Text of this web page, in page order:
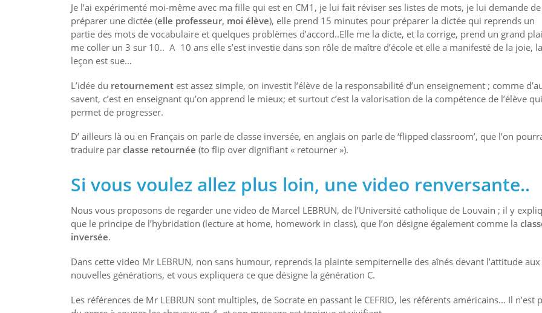
Je l’ai expérimenté moi-même avec ma fille qui est en CM1, je lui fait réviser ses listes de mots, je lui demande
préparer une dictée (elle professeur, moi élève), elle prend 15 minutes pour préparer la dictée qui reprends un
partie des mots de vocabulaire et quelques problèmes d’accord..Elle me la dicte, et la corrige, prend un grand
me coller un 3 sur 10.. A 10 ans elle s’est investie dans son rôle de maître d’école et elle a manifesté de la joie, la
leçon est sue…
L’idée du retournement est assez simple, on investit l’élève de la responsabilité d’un enseignement ; comme
savent, c’est en enseignant qu’on apprend le mieux; et surtout c’est la valorisation de la compétence de l’élève
permet de progresser.
D’ ailleurs là ou en Français on parle de classe inversée, en anglais on parle de ‘flipped classroom’, que l’on
traduire par classe retournée (to flip over dignifiant « retourner »).
Si vous voulez allez plus loin, une video renversante..
Nous vous proposons de regarder une video de Marcel LEBRUN, de l’Université catholique de Louvain ; il y
que le principe de l’hybridation (lecture at home, homework in class), que l’on désigne également comme la
inversée.
Dans cette video Mr LEBRUN, non sans humour, reprends la plainte sempiternelle des aînés devant l’attitude aux
nouvelles générations, et vous expliquera ce que désigne la génération C.
Les références de Mr LEBRUN sont multiples, de Socrate en passant le CEFRIO, les référents américains… Il n’est